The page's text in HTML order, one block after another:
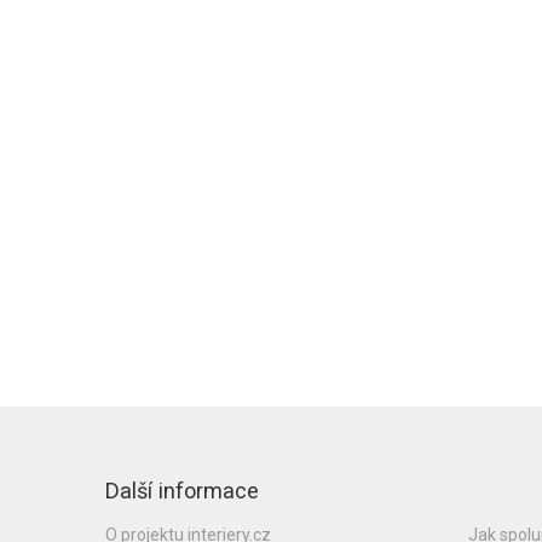
Další informace
O projektu interiery.cz Jak